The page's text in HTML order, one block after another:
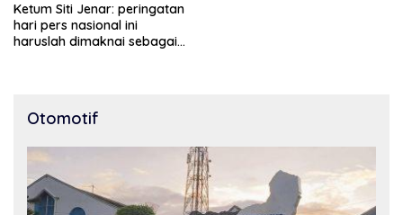
Ketum Siti Jenar: peringatan
hari pers nasional ini
haruslah dimaknai sebagai
Indonesia.
Otomotif